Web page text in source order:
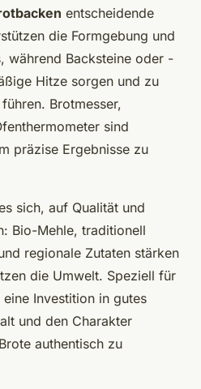
entscheidende
die Formgebung und
während Backsteine oder -
Hitze sorgen und zu
Brotmesser,
sind
präzise Ergebnisse zu
sich, auf Qualität und
Bio-Mehle, traditionell
regionale Zutaten stärken
die Umwelt. Speziell für
Investition in gutes
und den Charakter
authentisch zu